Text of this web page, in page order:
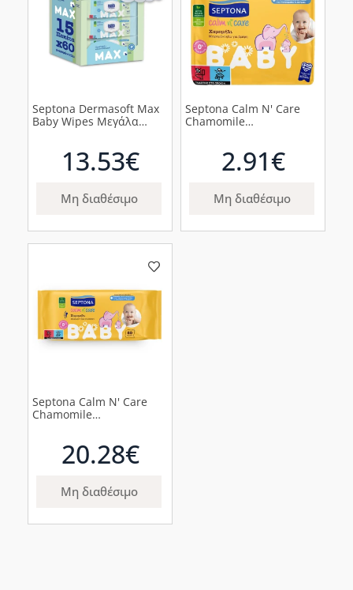
Septona Dermasoft Max
Baby Wipes Μεγάλα
13.53€
Μη διαθέσιμο
Septona Calm N' Care
Chamomile
με Χαμομήλι, 240τμχ
2.91€
Μη διαθέσιμο
Septona Calm N' Care
Chamomile
με Χαμομήλι, 1440τεμ
20.28€
Μη διαθέσιμο